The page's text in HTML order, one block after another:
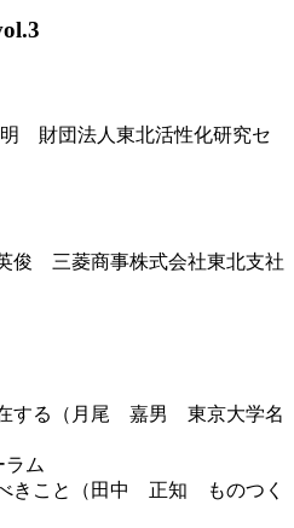
財団法人東北活性化研究セ
俊 三菱商事株式会社東北支社
する（月尾 嘉男 東京大学名
ラム
きこと（田中 正知 ものつく